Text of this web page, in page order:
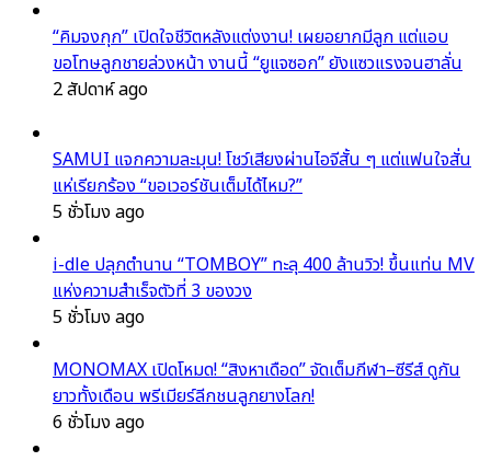
“คิมจงกุก” เปิดใจชีวิตหลังแต่งงาน! เผยอยากมีลูก แต่แอบ
ขอโทษลูกชายล่วงหน้า งานนี้ “ยูแจซอก” ยังแซวแรงจนฮาลั่น
2 สัปดาห์ ago
SAMUI แจกความละมุน! โชว์เสียงผ่านไอจีสั้น ๆ แต่แฟนใจสั่น
แห่เรียกร้อง “ขอเวอร์ชันเต็มได้ไหม?”
5 ชั่วโมง ago
i-dle ปลุกตำนาน “TOMBOY” ทะลุ 400 ล้านวิว! ขึ้นแท่น MV
แห่งความสำเร็จตัวที่ 3 ของวง
5 ชั่วโมง ago
MONOMAX เปิดโหมด! “สิงหาเดือด” จัดเต็มกีฬา–ซีรีส์ ดูกัน
ยาวทั้งเดือน พรีเมียร์ลีกชนลูกยางโลก!
6 ชั่วโมง ago